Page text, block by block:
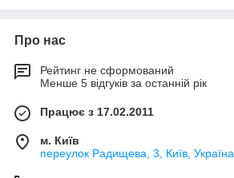
Про нас
Рейтинг не сформований
Менше 5 відгуків за останній рік
Працює з 17.02.2011
м. Київ
переулок Радищева, 3, Київ, Україна